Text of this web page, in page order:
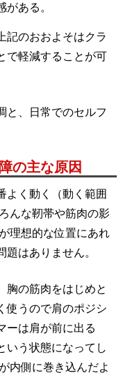
ある。
記のおおよそはクラ
で軽減することが可
と、日常でのセルフ
の主な原因
よく動く（動く範囲
んな靭帯や筋肉の影
理想的な位置にあれ
はありません。
胸の筋肉をはじめと
使うので肩のポジシ
ーは肩が前に出る
いう状態になってし
内側に巻き込んだよ